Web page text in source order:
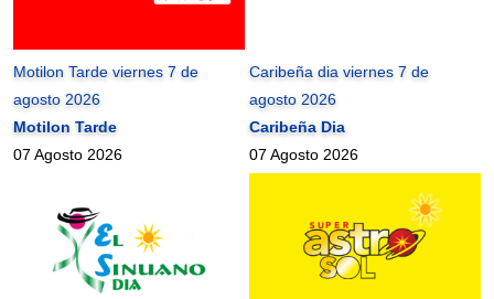
Motilon Tarde viernes 7 de
agosto 2026
Motilon Tarde
07 Agosto 2026
Caribeña dia viernes 7 de
agosto 2026
Caribeña Dia
07 Agosto 2026